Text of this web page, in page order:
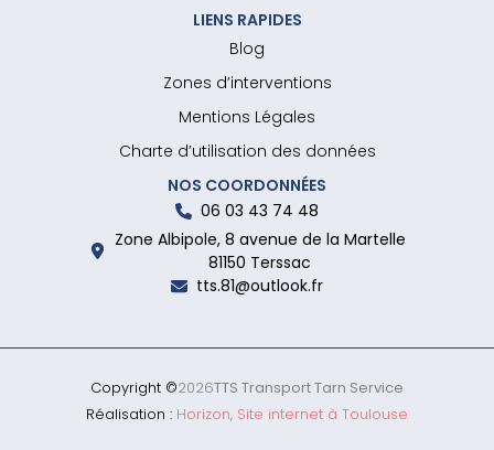
LIENS RAPIDES
Blog
Zones d’interventions
Mentions Légales
Charte d’utilisation des données
NOS COORDONNÉES
06 03 43 74 48
Zone Albipole, 8 avenue de la Martelle
81150 Terssac
tts.81@outlook.fr
Copyright ©2026TTS Transport Tarn Service
Réalisation : Horizon, Site internet à Toulouse